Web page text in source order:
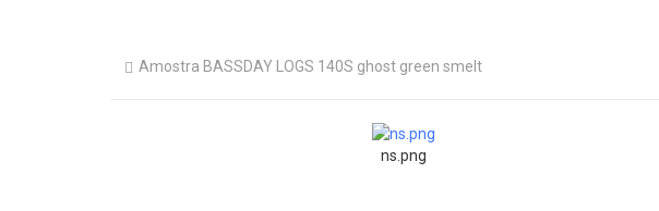
Amostra BASSDAY LOGS 140S ghost green smelt
ns.png